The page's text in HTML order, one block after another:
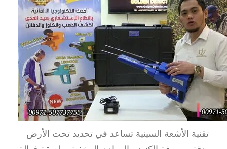
تقنية الأشعة السينية تساعد في تحديد تحت الأرض